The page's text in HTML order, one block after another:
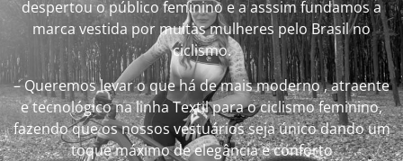
despertou o público feminino e a asssim fundamos a
marca vestida por muitas mulheres pelo Brasil no
ciclismo.
– Queremos levar o que há de mais moderno , atraente
e tecnológico na linha Textil para o ciclismo feminino,
fazendo que os nossos vestuários seja único dando um
toque máximo de elegância e conforto